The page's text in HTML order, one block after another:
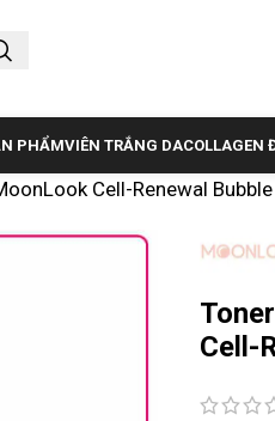
PHẨMVIÊN TRẮNG DACOLLAGEN
Cell-Renewal
Cell-